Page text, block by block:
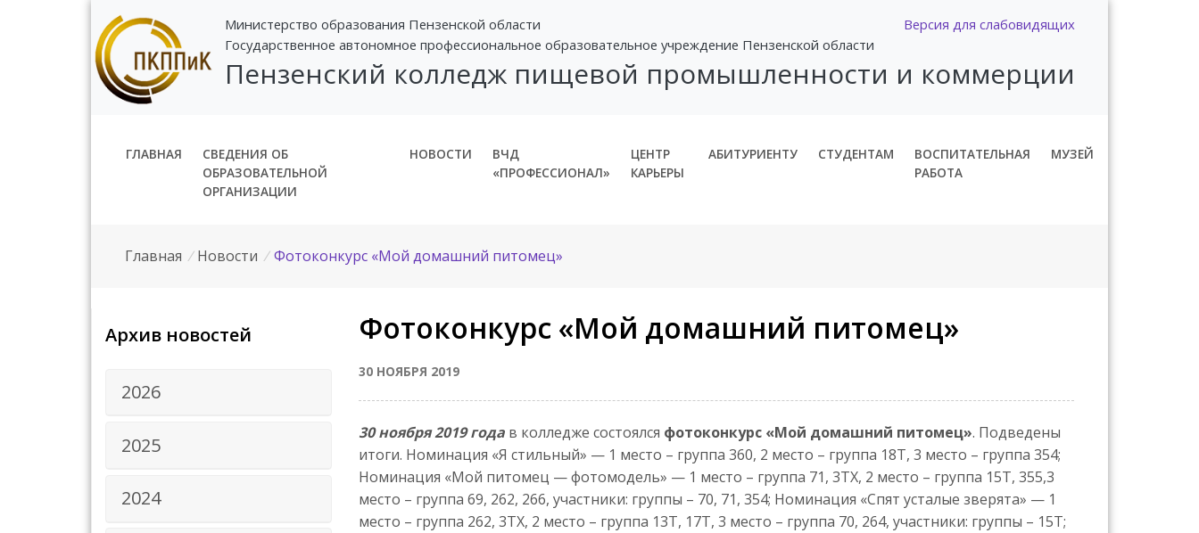
Версия для слабовидящих
Министерство образования Пензенской области
Государственное автономное профессиональное образовательное учреждение Пензенской области
Пензенский колледж пищевой промышленности и коммерции
ГЛАВНАЯ
СВЕДЕНИЯ ОБ
ОБРАЗОВАТЕЛЬНОЙ
ОРГАНИЗАЦИИ
НОВОСТИ
ВЧД
«ПРОФЕССИОНАЛ»
ЦЕНТР
КАРЬЕРЫ
АБИТУРИЕНТУ СТУДЕНТАМ
ВОСПИТАТЕЛЬНАЯ
РАБОТА
МУЗЕЙ
Главная / Новости / Фотоконкурс «Мой домашний питомец»
Архив новостей
2026
2025
2024
Фотоконкурс «Мой домашний питомец»
30 НОЯБРЯ 2019
30 ноября 2019 года в колледже состоялся фотоконкурс «Мой домашний питомец». Подведены
итоги. Номинация «Я стильный» — 1 место – группа 360, 2 место – группа 18Т, 3 место – группа 354;
Номинация «Мой питомец — фотомодель» — 1 место – группа 71, 3ТХ, 2 место – группа 15Т, 355,3
место – группа 69, 262, 266, участники: группы – 70, 71, 354; Номинация «Спят усталые зверята» — 1
место – группа 262, 3ТХ, 2 место – группа 13Т, 17Т, 3 место – группа 70, 264, участники: группы – 15Т;